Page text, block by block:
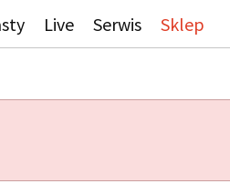
Live Serwis Sklep